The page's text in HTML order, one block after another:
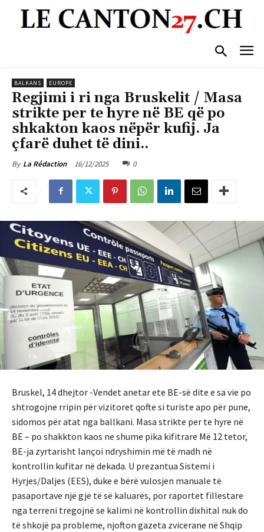
BALKANS EUROPE
Regjimi i ri nga Bruskelit / Masa
strikte per te hyre në BE që po
shkakton kaos nëpër kufij. Ja
çfarë duhet të dini..
By La Rédaction 16/12/2025 0
Bruskel, 14 dhejtor -Vendet anetar ete BE-së dite e sa vie po
shtrogojne rripin për vizitoret qofte si turiste apo për pune,
sidomos për atat nga ballkani. Masa strikte per te hyre në
BE – po shakkton kaos ne shume pika kifitrare Më 12 tetor,
BE-ja zyrtarisht lançoi ndryshimin më të madh në
kontrollin kufitar në dekada. U prezantua Sistemi i
Hyrjes/Daljes (EES), duke e bërë vulosjen manuale të
pasaportave një gjë të së kaluarës, por raportet fillestare
nga terreni tregojnë se kalimi në kontrollin dixhital nuk do
të shkojë pa probleme, njofton gazeta zvicerane në Shqip